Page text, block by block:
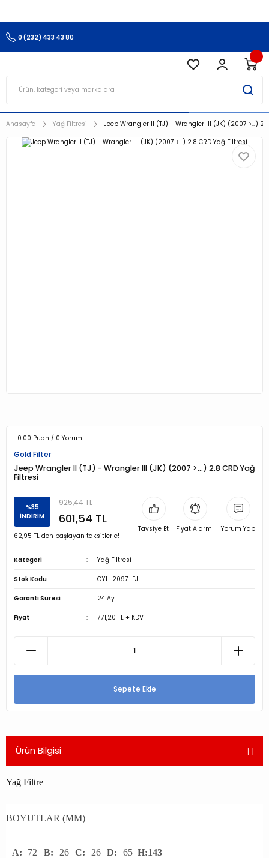
0 (232) 433 43 80
Anasayfa Yağ Filtresi Jeep Wrangler II (TJ) - Wrangler III (JK) (2007 >…)
0.00 Puan / 0 Yorum
Gold Filter
Jeep Wrangler II (TJ) - Wrangler III (JK) (2007 >…) 2.8 CRD Yağ
Filtresi
%35
İNDİRİM
925,44 TL
601,54 TL
62,95 TL den başlayan taksitlerle!
Tavsiye Et Fiyat Alarmı Yorum Yap
Kategori Yağ Filtresi
Stok Kodu GYL-2097-EJ
Garanti Süresi 24 Ay
Fiyat 771,20 TL + KDV
Sepete Ekle
Ürün Bilgisi
Yağ Filtre
BOYUTLAR (MM)
A: 72 B: 26 C: 26 D: 65 H:143